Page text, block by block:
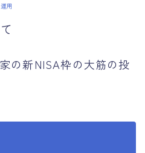
づく表記
用
の新NISA枠の大筋の投